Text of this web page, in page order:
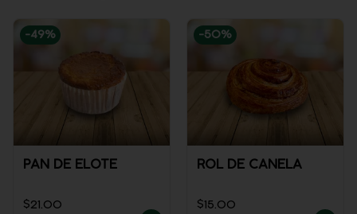
-49%
PAN DE ELOTE
$21.00
-50%
ROL DE CANELA
$15.00